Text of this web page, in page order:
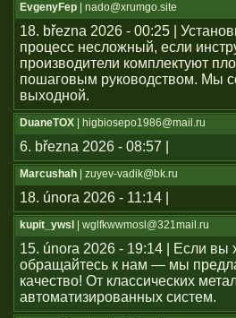
EvgenyFep | nado@xrumgo.site
18. března 2026 - 00:25 |
процесс несложный, если
производители комплектуют
пошаговым руководством. Мы
выходной.
DuaneTOX | higbiosepo1986@mail.ru
6. března 2026 - 08:57 |
Marcushah | zuyev-vadik@bk.ru
18. února 2026 - 11:14 |
kupit_ywsl | wglfkwwmosl@321mail.ru
15. února 2026 - 19:14 | Если вы
обращайтесь к нам — мы
качество! От классических
автоматизированных систем.